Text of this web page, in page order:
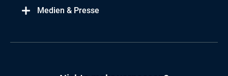
Medien & Presse